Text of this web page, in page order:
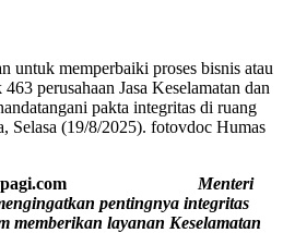
untuk memperbaiki proses bisnis atau
perusahaan Jasa Keselamatan dan
pakta integritas di ruang
Selasa (19/8/2025). fotovdoc Humas
Menteri
pentingnya integritas
memberikan layanan Keselamatan